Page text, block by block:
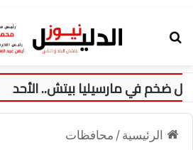
مارسيليا بيتش.. الأحد
الرئيسية / محافظات